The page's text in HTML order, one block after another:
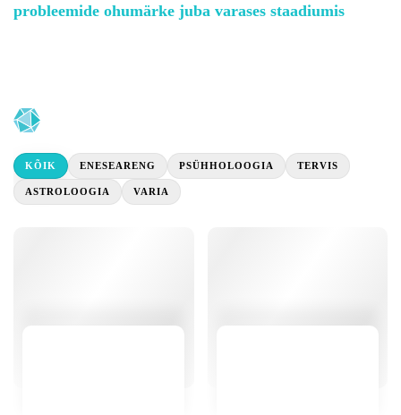
probleemide ohumärke juba varases staadiumis
KÕIK ENESEARENG PSÜHHOLOOGIA TERVIS
ASTROLOOGIA VARIA